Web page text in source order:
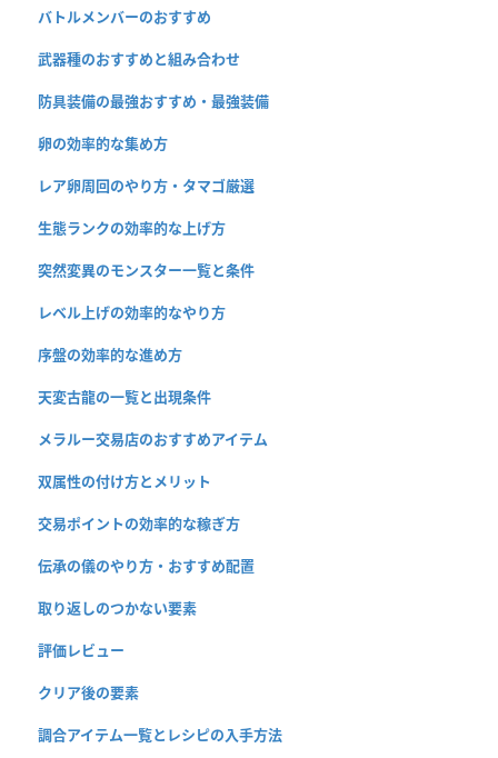
バトルメンバーのおすすめ
武器種のおすすめと組み合わせ
防具装備の最強おすすめ・最強装備
卵の効率的な集め方
レア卵周回のやり方・タマゴ厳選
生態ランクの効率的な上げ方
突然変異のモンスター一覧と条件
レベル上げの効率的なやり方
序盤の効率的な進め方
天変古龍の一覧と出現条件
メラルー交易店のおすすめアイテム
双属性の付け方とメリット
交易ポイントの効率的な稼ぎ方
伝承の儀のやり方・おすすめ配置
取り返しのつかない要素
評価レビュー
クリア後の要素
調合アイテム一覧とレシピの入手方法